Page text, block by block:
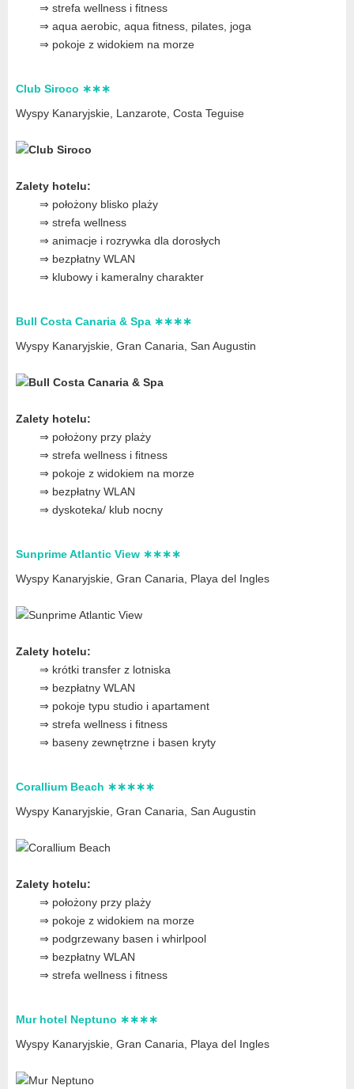
⇒ strefa wellness i fitness
⇒ aqua aerobic, aqua fitness, pilates, joga
⇒ pokoje z widokiem na morze
Club Siroco ∗∗∗
Wyspy Kanaryjskie, Lanzarote , Costa Teguise
Zalety hotelu:
⇒ położony blisko plaży
⇒ strefa wellness
⇒ animacje i rozrywka dla dorosłych
⇒ bezpłatny WLAN
⇒ klubowy i kameralny charakter
Bull Costa Canaria & Spa ∗∗∗∗
Wyspy Kanaryjskie, Gran Canaria , San Augustin
Zalety hotelu:
⇒ położony przy plaży
⇒ strefa wellness i fitness
⇒ pokoje z widokiem na morze
⇒ bezpłatny WLAN
⇒ dyskoteka/ klub nocny
Sunprime Atlantic View ∗∗∗∗
Wyspy Kanaryjskie, Gran Canaria , Playa del Ingles
Zalety hotelu:
⇒ krótki transfer z lotniska
⇒ bezpłatny WLAN
⇒ pokoje typu studio i apartament
⇒ strefa wellness i fitness
⇒ baseny zewnętrzne i basen kryty
Corallium Beach ∗∗∗∗∗
Wyspy Kanaryjskie, Gran Canaria , San Augustin
Zalety hotelu:
⇒ położony przy plaży
⇒ pokoje z widokiem na morze
⇒ podgrzewany basen i whirlpool
⇒ bezpłatny WLAN
⇒ strefa wellness i fitness
Mur hotel Neptuno ∗∗∗∗
Wyspy Kanaryjskie, Gran Canaria , Playa del Ingles